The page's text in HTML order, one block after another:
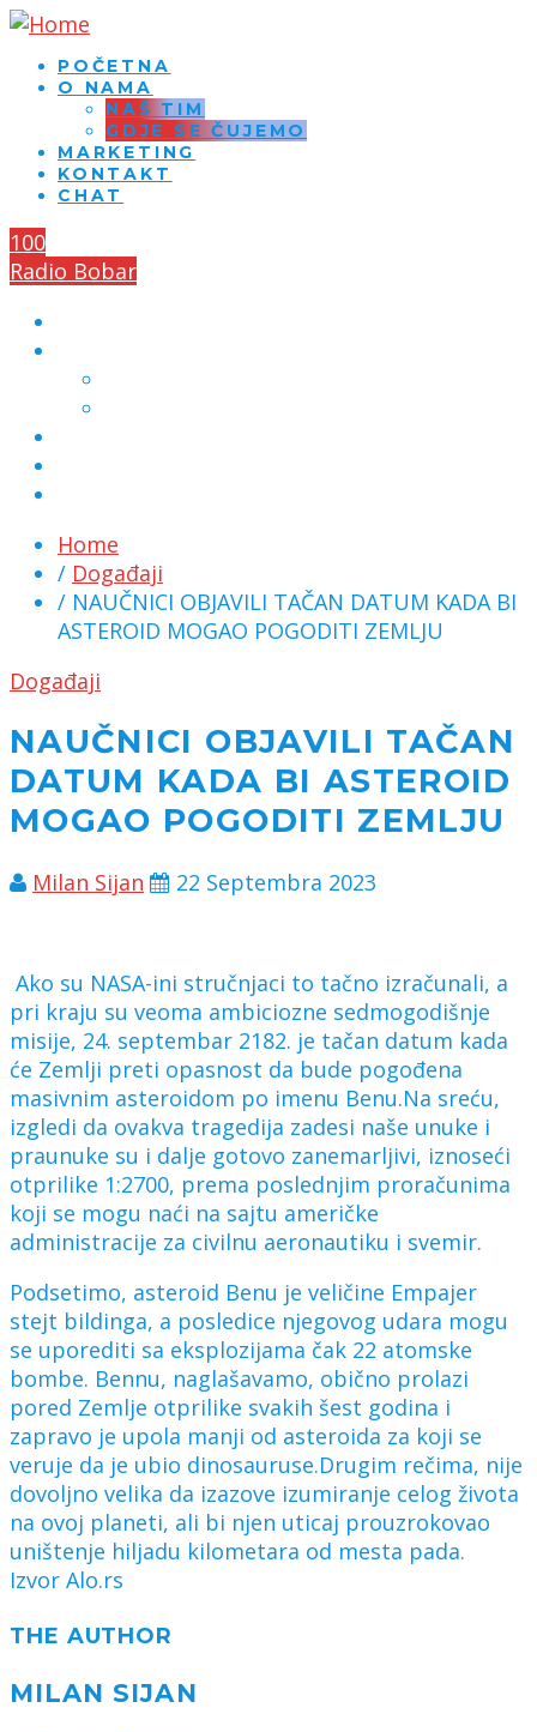
POČETNA
O NAMA
NAŠ TIM
GDJE SE ČUJEMO
MARKETING
KONTAKT
CHAT
100
Radio Bobar
Home
/ Događaji
/ NAUČNICI OBJAVILI TAČAN DATUM KADA BI
ASTEROID MOGAO POGODITI ZEMLJU
Događaji
NAUČNICI OBJAVILI TAČAN
DATUM KADA BI ASTEROID
MOGAO POGODITI ZEMLJU
Milan Sijan 22 Septembra 2023
Ako su NASA-ini stručnjaci to tačno izračunali, a
pri kraju su veoma ambiciozne sedmogodišnje
misije, 24. septembar 2182. je tačan datum kada
će Zemlji preti opasnost da bude pogođena
masivnim asteroidom po imenu Benu.Na sreću,
izgledi da ovakva tragedija zadesi naše unuke i
praunuke su i dalje gotovo zanemarljivi, iznoseći
otprilike 1:2700, prema poslednjim proračunima
koji se mogu naći na sajtu američke
administracije za civilnu aeronautiku i svemir.
Podsetimo, asteroid Benu je veličine Empajer
stejt bildinga, a posledice njegovog udara mogu
se uporediti sa eksplozijama čak 22 atomske
bombe. Bennu, naglašavamo, obično prolazi
pored Zemlje otprilike svakih šest godina i
zapravo je upola manji od asteroida za koji se
veruje da je ubio dinosauruse.Drugim rečima, nije
dovoljno velika da izazove izumiranje celog života
na ovoj planeti, ali bi njen uticaj prouzrokovao
uništenje hiljadu kilometara od mesta pada.
Izvor Alo.rs
THE AUTHOR
MILAN SIJAN